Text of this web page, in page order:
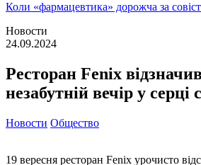
Коли «фармацевтика» дорожча за
Новости
24.09.2024
Ресторан Fenix
незабутній вечір у серці
Новости Общество
19 вересня ресторан Fenix урочисто